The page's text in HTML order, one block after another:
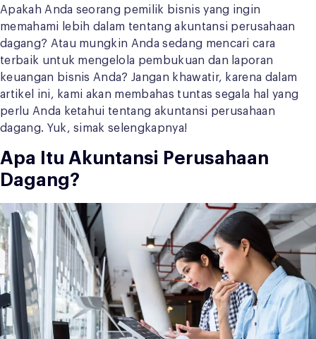
Apakah Anda seorang pemilik bisnis yang ingin
memahami lebih dalam tentang akuntansi perusahaan
dagang? Atau mungkin Anda sedang mencari cara
terbaik untuk mengelola pembukuan dan laporan
keuangan bisnis Anda? Jangan khawatir, karena dalam
artikel ini, kami akan membahas tuntas segala hal yang
perlu Anda ketahui tentang akuntansi perusahaan
dagang. Yuk, simak selengkapnya!
Apa Itu Akuntansi Perusahaan
Dagang?